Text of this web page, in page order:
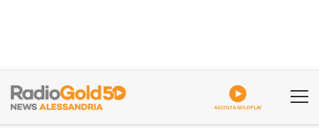
ASCOLTA GOLDPLAY